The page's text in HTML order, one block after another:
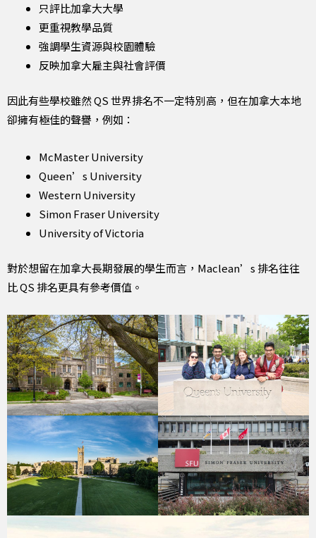
只評比加拿大大學
更重視教學品質
強調學生資源與校園體驗
反映加拿大雇主與社會評價
因此有些學校雖然 QS 世界排名不一定特別高，但在加拿大本地
卻擁有極佳的聲譽，例如：
McMaster University
Queen’s University
Western University
Simon Fraser University
University of Victoria
對於想留在加拿大長期發展的學生而言，Maclean’s 排名往往
比 QS 排名更具有參考價值。